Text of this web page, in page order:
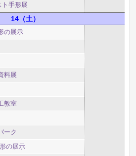
ト手形展
14 土
の展示
料展
教室
ーク
の展示